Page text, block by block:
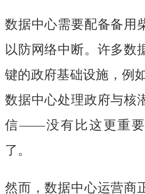
数据中心需要配备备用
以防网络中断。许多数
键的政府基础设施，例
数据中心处理政府与核
信——没有比这更重
了。
然而，数据中心运营商